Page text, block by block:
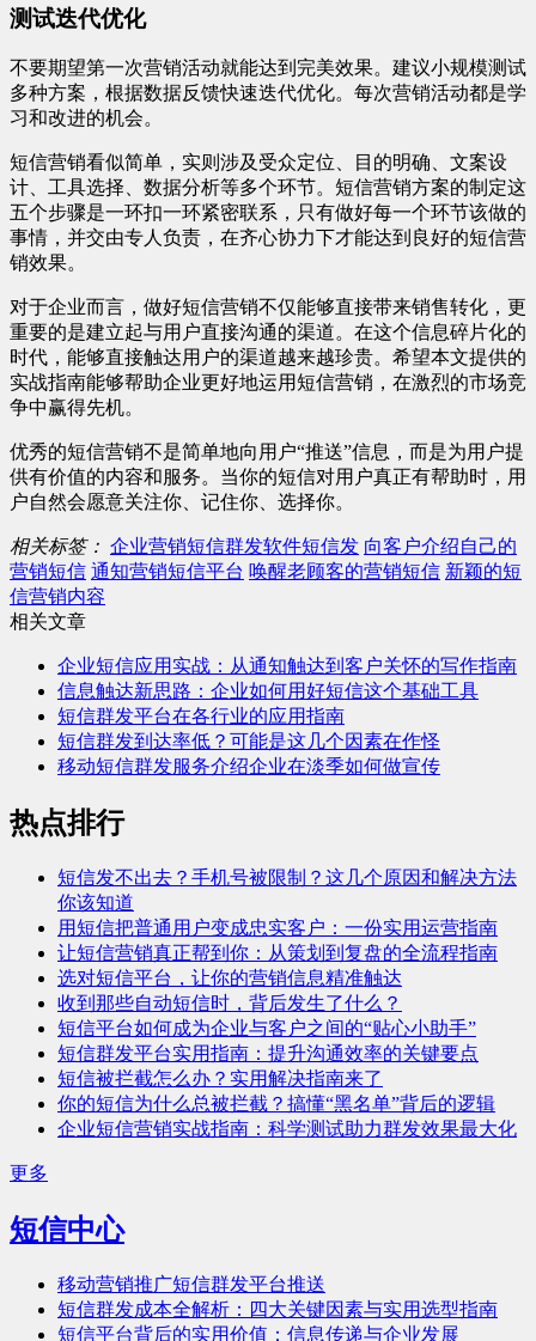
测试迭代优化
不要期望第一次营销活动就能达到完美效果。建议小规模测试
多种方案，根据数据反馈快速迭代优化。每次营销活动都是学
习和改进的机会。
短信营销看似简单，实则涉及受众定位、目的明确、文案设
计、工具选择、数据分析等多个环节。短信营销方案的制定这
五个步骤是一环扣一环紧密联系，只有做好每一个环节该做的
事情，并交由专人负责，在齐心协力下才能达到良好的短信营
销效果。
对于企业而言，做好短信营销不仅能够直接带来销售转化，更
重要的是建立起与用户直接沟通的渠道。在这个信息碎片化的
时代，能够直接触达用户的渠道越来越珍贵。希望本文提供的
实战指南能够帮助企业更好地运用短信营销，在激烈的市场竞
争中赢得先机。
优秀的短信营销不是简单地向用户“推送”信息，而是为用户提
供有价值的内容和服务。当你的短信对用户真正有帮助时，用
户自然会愿意关注你、记住你、选择你。
相关标签： 企业营销短信群发软件短信发 向客户介绍自己的
营销短信 通知营销短信平台 唤醒老顾客的营销短信 新颖的短
信营销内容
相关文章
企业短信应用实战：从通知触达到客户关怀的写作指南
信息触达新思路：企业如何用好短信这个基础工具
短信群发平台在各行业的应用指南
短信群发到达率低？可能是这几个因素在作怪
移动短信群发服务介绍企业在淡季如何做宣传
热点排行
短信发不出去？手机号被限制？这几个原因和解决方法
你该知道
用短信把普通用户变成忠实客户：一份实用运营指南
让短信营销真正帮到你：从策划到复盘的全流程指南
选对短信平台，让你的营销信息精准触达
收到那些自动短信时，背后发生了什么？
短信平台如何成为企业与客户之间的“贴心小助手”
短信群发平台实用指南：提升沟通效率的关键要点
短信被拦截怎么办？实用解决指南来了
你的短信为什么总被拦截？搞懂“黑名单”背后的逻辑
企业短信营销实战指南：科学测试助力群发效果最大化
更多
短信中心
移动营销推广短信群发平台推送
短信群发成本全解析：四大关键因素与实用选型指南
短信平台背后的实用价值：信息传递与企业发展